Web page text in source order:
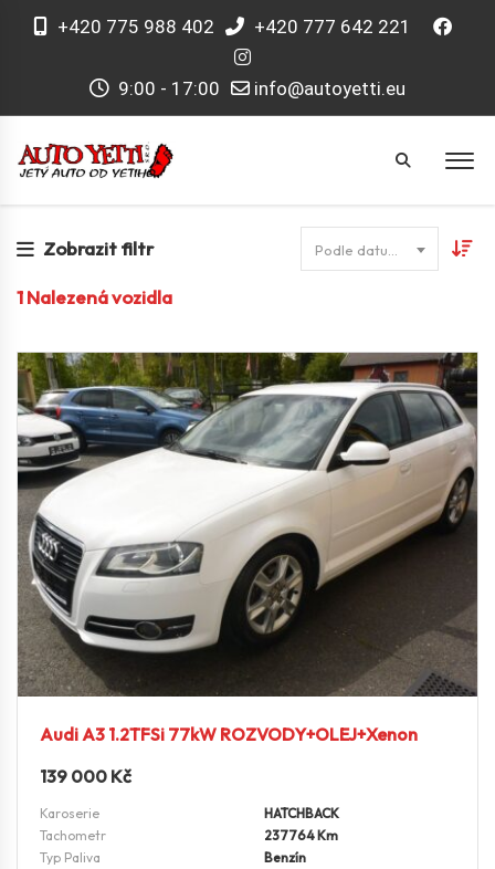
+420 775 988 402 +420 777 642 221
9:00 - 17:00 info@autoyetti.eu
Zobrazit filtr
1Nalezená vozidla
Audi A3 1.2TFSi 77kW ROZVODY+OLEJ+Xenon
139 000 Kč
Karoserie
HATCHBACK
Tachometr
237764 Km
Typ Paliva
Benzín